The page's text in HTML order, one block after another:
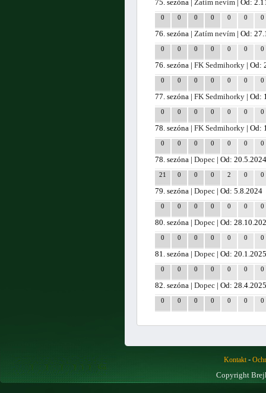
75. sezóna | Zatím nevím | Od:
0 0 0 0 0 0 0
76. sezóna | Zatím nevím | Od:
0 0 0 0 0 0 0
76. sezóna |FK Sedmihorky | Od:
0 0 0 0 0 0 0
77. sezóna |FK Sedmihorky | Od:
0 0 0 0 0 0 0
78. sezóna |FK Sedmihorky | Od:
0 0 0 0 0 0 0
78. sezóna |Dopec | Od:
21 0 0 0 2 0 0
79. sezóna |Dopec | Od: 5.8.2024
0 0 0 0 0 0 0
80. sezóna |Dopec | Od:
0 0 0 0 0 0 0
81. sezóna |Dopec | Od:
0 0 0 0 0 0 0
82. sezóna |Dopec | Od:
0 0 0 0 0 0 0
Kontakt-
Copyright